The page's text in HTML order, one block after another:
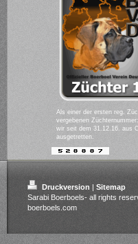
Als einer der ersten reg.
vergebenen
wir seit dem 31.12.16. aus
ausgetretten.
Druckversion
Sitemap
Sarabi Boerboels- all rights
boerboels.com